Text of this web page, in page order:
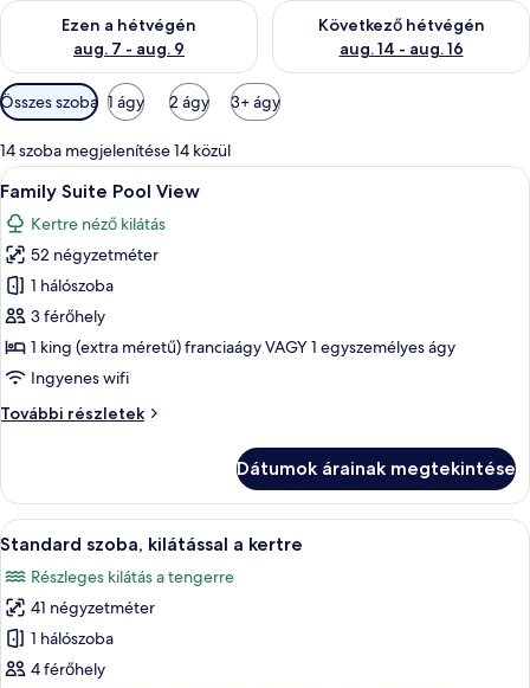
Ezen a hétvégén
aug. 7 - aug. 9
A mostani hétvégi rendelkezésre állás ellenőrzése: aug. 7 -
Következő hétvégén
aug. 14 - aug. 16
A következő hétvégi
Szobákhoz
rendelkezésre
álló
szűrők
Összes szoba 1 ágy 2 ágy 3+ ágy
14 szoba megjelenítése 14 közül
A
következő
szoba
összes
képének
megtekintése:
Family
Suite
View
Egy szállodai szoba, amelyben
5
Family Suite Pool View
Kertre néző kilátás
52 négyzetméter
1 hálószoba
3 férőhely
1 king (extra méretű) franciaágy VAGY 1 egyszemélyes ágy
Ingyenes wifi
További részletek
Family
további
részletei
Dátumok árainak megtekintése
A
következő
szoba
összes
képének
megtekintése:
Egy szállodai szoba két ággyal,
5
Standard szoba, kilátással a kertre
Részleges kilátás a tengerre
41 négyzetméter
1 hálószoba
4 férőhely